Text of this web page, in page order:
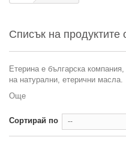
Списък на продуктите
Етерина е българска
на натурални, етерични масла.
Още
Сортирай по --